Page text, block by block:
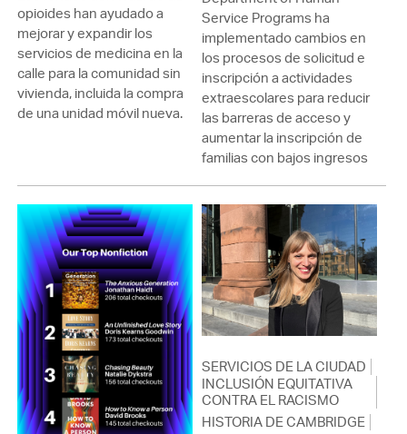
opioides han ayudado a
mejorar y expandir los
servicios de medicina en la
calle para la comunidad sin
vivienda, incluida la compra
de una unidad móvil nueva.
Service Programs ha
implementado cambios en
los procesos de solicitud e
inscripción a actividades
extraescolares para reducir
las barreras de acceso y
aumentar la inscripción de
familias con bajos ingresos
SERVICIOS DE LA CIUDAD
INCLUSIÓN EQUITATIVA
CONTRA EL RACISMO
HISTORIA DE CAMBRIDGE